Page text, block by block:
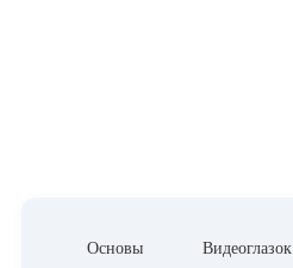
Основы Видеоглазок